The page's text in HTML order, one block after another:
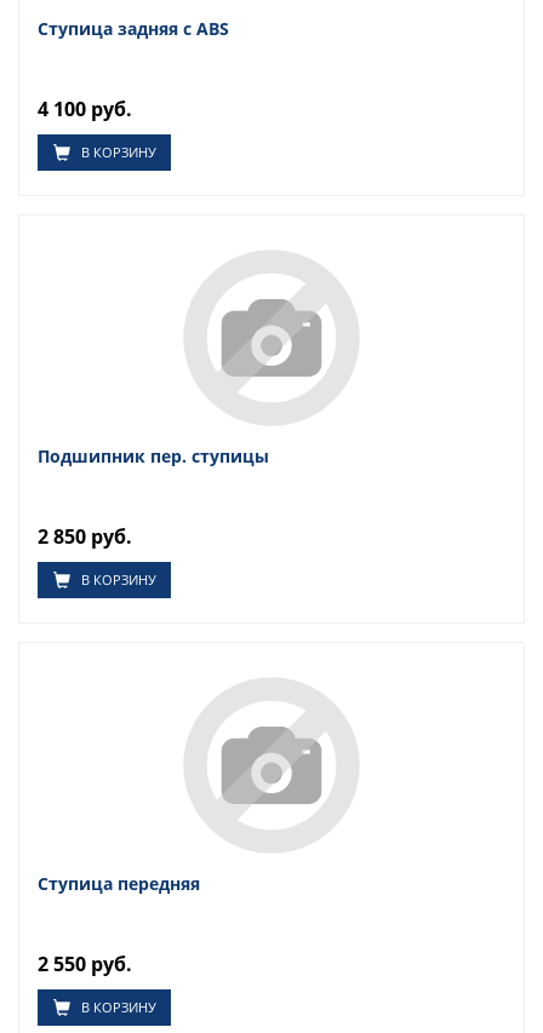
Ступица задняя с ABS
4 100 руб.
В КОРЗИНУ
Подшипник пер. ступицы
2 850 руб.
В КОРЗИНУ
Ступица передняя
2 550 руб.
В КОРЗИНУ